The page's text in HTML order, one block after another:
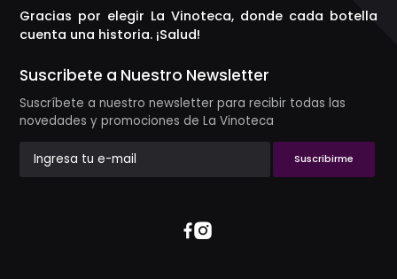
Gracias por elegir La Vinoteca, donde cada botella
cuenta una historia. ¡Salud!
Suscribete a Nuestro Newsletter
Suscríbete a nuestro newsletter para recibir todas las
novedades y promociones de La Vinoteca
Suscribirme